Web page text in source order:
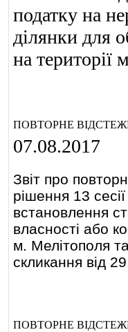
податку на
ділянки для
на території
ПОВТОРНЕ
07.08.2017
Звіт про
рішення 13
встановлення
власності або
м. Мелітополя
скликання від
ПОВТОРНЕ